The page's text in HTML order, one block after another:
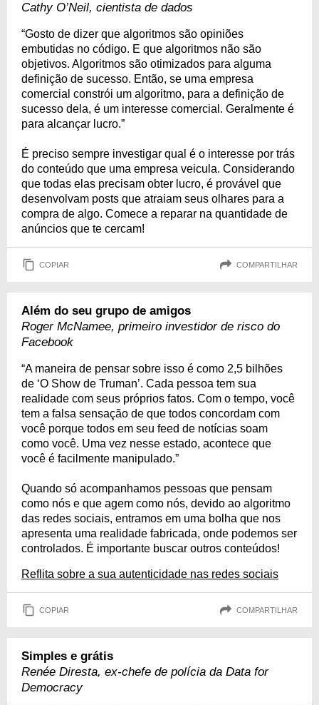
Cathy O’Neil, cientista de dados
“Gosto de dizer que algoritmos são opiniões
embutidas no código. E que algoritmos não são
objetivos. Algoritmos são otimizados para alguma
definição de sucesso. Então, se uma empresa
comercial constrói um algoritmo, para a definição de
sucesso dela, é um interesse comercial. Geralmente é
para alcançar lucro.”
É preciso sempre investigar qual é o interesse por trás
do conteúdo que uma empresa veicula. Considerando
que todas elas precisam obter lucro, é provável que
desenvolvam posts que atraiam seus olhares para a
compra de algo. Comece a reparar na quantidade de
anúncios que te cercam!
COPIAR COMPARTILHAR
Além do seu grupo de amigos
Roger McNamee, primeiro investidor de risco do
Facebook
“A maneira de pensar sobre isso é como 2,5 bilhões
de ‘O Show de Truman’. Cada pessoa tem sua
realidade com seus próprios fatos. Com o tempo, você
tem a falsa sensação de que todos concordam com
você porque todos em seu feed de notícias soam
como você. Uma vez nesse estado, acontece que
você é facilmente manipulado.”
Quando só acompanhamos pessoas que pensam
como nós e que agem como nós, devido ao algoritmo
das redes sociais, entramos em uma bolha que nos
apresenta uma realidade fabricada, onde podemos ser
controlados. É importante buscar outros conteúdos!
Reflita sobre a sua autenticidade nas redes sociais
COPIAR COMPARTILHAR
Simples e grátis
Renée Diresta, ex-chefe de polícia da Data for
Democracy